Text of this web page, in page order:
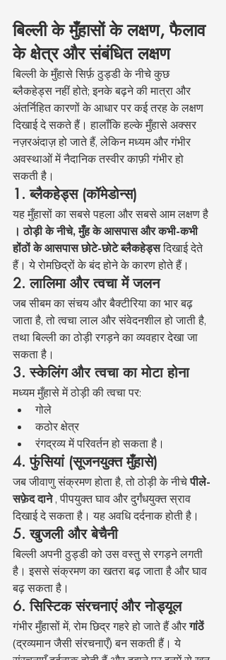
बिल्ली के मुँहासों के लक्षण, फैलाव
के क्षेत्र और संबंधित लक्षण
बिल्ली के मुँहासे सिर्फ़ ठुड्डी के नीचे कुछ
ब्लैकहेड्स नहीं होते; इनके बढ़ने की मात्रा और
अंतर्निहित कारणों के आधार पर कई तरह के लक्षण
दिखाई दे सकते हैं। हालाँकि हल्के मुँहासे अक्सर
नज़रअंदाज़ हो जाते हैं, लेकिन मध्यम और गंभीर
अवस्थाओं में नैदानिक तस्वीर काफ़ी गंभीर हो
सकती है।
1. ब्लैकहेड्स (कॉमेडोन्स)
यह मुँहासों का सबसे पहला और सबसे आम लक्षण है
। ठोड़ी के नीचे, मुँह के आसपास और कभी-कभी
होंठों के आसपास छोटे-छोटे ब्लैकहेड्स दिखाई देते
हैं। ये रोमछिद्रों के बंद होने के कारण होते हैं।
2. लालिमा और त्वचा में जलन
जब सीबम का संचय और बैक्टीरिया का भार बढ़
जाता है, तो त्वचा लाल और संवेदनशील हो जाती है,
तथा बिल्ली का ठोड़ी रगड़ने का व्यवहार देखा जा
सकता है।
3. स्केलिंग और त्वचा का मोटा होना
मध्यम मुँहासे में ठोड़ी की त्वचा पर:
गोले
कठोर क्षेत्र
रंगद्रव्य में परिवर्तन हो सकता है।
4. फुंसियां (सूजनयुक्त मुँहासे)
जब जीवाणु संक्रमण होता है, तो ठोड़ी के नीचे पीले-
सफ़ेद दाने , पीपयुक्त घाव और दुर्गंधयुक्त स्राव
दिखाई दे सकता है। यह अवधि दर्दनाक होती है।
5. खुजली और बेचैनी
बिल्ली अपनी ठुड्डी को उस वस्तु से रगड़ने लगती
है। इससे संक्रमण का खतरा बढ़ जाता है और घाव
बढ़ सकता है।
6. सिस्टिक संरचनाएं और नोड्यूल
गंभीर मुँहासों में, रोम छिद्र गहरे हो जाते हैं और गांठें
(द्रव्यमान जैसी संरचनाएँ) बन सकती हैं। ये